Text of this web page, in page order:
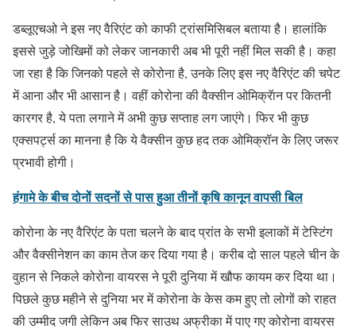
डब्लूएचओ ने इस नए वैरिएंट को काफी ट्रांसमिसिबल बताया है। हालांकि
इससे जुड़े जोखिमों को लेकर जानकारी अब भी पूरी नहीं मिल सकी है। कहा
जा रहा है कि जिनको पहले से कोरोना है, उनके लिए इस नए वैरिएंट की चपेट
में आना और भी आसान है। वहीं कोरोना की वैक्सीन ओमिक्रॅान पर कितनी
कारगर है, ये पता लगाने में अभी कुछ सप्ताह लग जाएंगे। फिर भी कुछ
एक्सपर्ट्स का मानना है कि ये वैक्सीन कुछ हद तक ओमिक्रॉन के लिए जरूर
प्रभावी होगी।
हंगामे के बीच दोनों सदनों से पास हुआ तीनों कृषि कानून वापसी बिल
कोरोना के नए वैरिएंट के पता चलने के बाद प्रांत के सभी इलाकों में टेस्टिंग
और वैक्सीनेशन का काम तेज कर दिया गया है। करीब दो साल पहले चीन के
वुहान से निकले कोरोना वायरस ने पूरी दुनिया में खौफ कायम कर दिया था।
पिछले कुछ महीने से दुनिया भर में कोरोना के केस कम हुए तो लोगों को राहत
की उम्मीद जगी लेकिन अब फिर साउथ अफ्रीका में पाए गए कोरोना वायरस